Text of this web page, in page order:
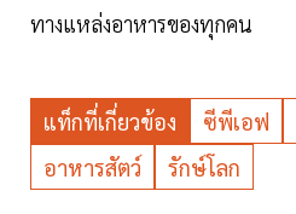
ทางแหล่งอาหารของทุกคน
แท็กที่เกี่ยวข้อง ซีพีเอฟ
อาหารสัตว์
รักษ์โลก